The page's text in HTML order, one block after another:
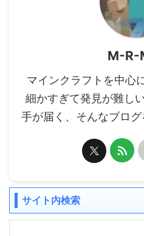
M-R-
マインクラフトを中心
細かすぎて発見が難し
手が届く、そんなブログ
サイト内検索